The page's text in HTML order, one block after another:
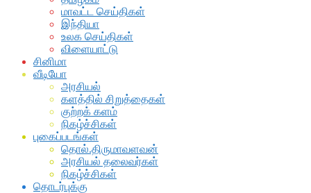
மாவட்ட செய்திகள்
இந்தியா
உலக செய்திகள்
விளையாட்டு
சினிமா
வீடியோ
அரசியல்
களத்தில் சிறுத்தைகள்
குற்றக் களம்
நிகழ்ச்சிகள்
புகைப்படங்கள்
தொல்.திருமாவளவன்
அரசியல் தலைவர்கள்
நிகழ்ச்சிகள்
தொடர்புக்கு